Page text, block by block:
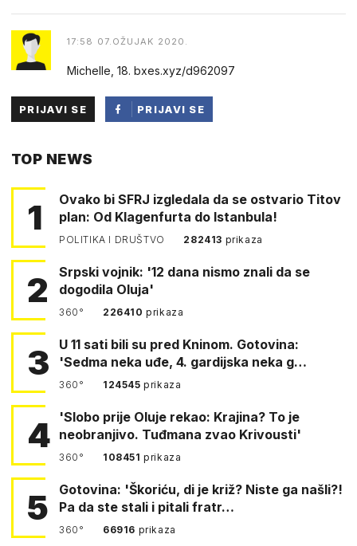
17:58 07.OŽUJAK 2020.
Michelle, 18. bxes.xyz/d962097
PRIJAVI SE
PRIJAVI SE
TOP NEWS
1
Ovako bi SFRJ izgledala da se ostvario Titov
plan: Od Klagenfurta do Istanbula!
POLITIKA I DRUŠTVO 282413 prikaza
2
Srpski vojnik: '12 dana nismo znali da se
dogodila Oluja'
360° 226410prikaza
3
U 11 sati bili su pred Kninom. Gotovina:
'Sedma neka uđe, 4. gardijska neka g…
360° 124545prikaza
4
'Slobo prije Oluje rekao: Krajina? To je
neobranjivo. Tuđmana zvao Krivousti'
360° 108451prikaza
5
Gotovina: 'Škoriću, di je križ? Niste ga našli?!
Pa da ste stali i pitali fratr…
360° 66916 prikaza